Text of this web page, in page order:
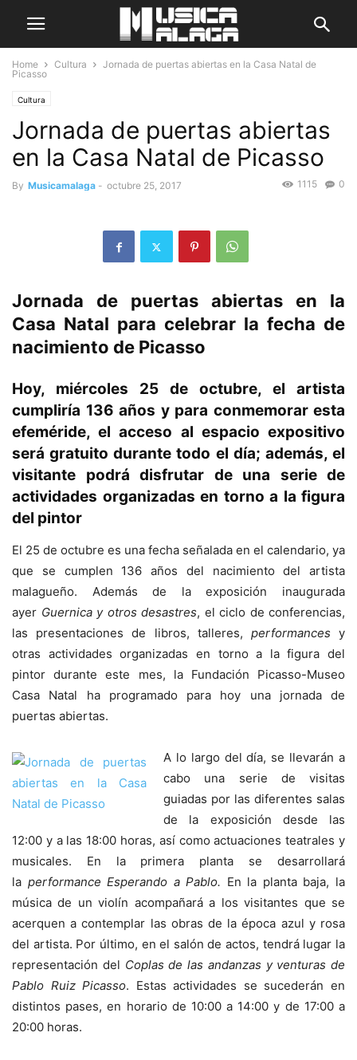
Home Cultura
Jornada de puertas abiertas en la Casa Natal de
Picasso
Cultura
Jornada de puertas abiertas
en la Casa Natal de Picasso
By Musicamalaga - octubre 25, 2017 0
1115
Jornada de puertas abiertas en la
Casa Natal para celebrar la fecha de
nacimiento de Picasso
Hoy, miércoles 25 de octubre, el artista
cumpliría 136 años y para conmemorar esta
efeméride, el acceso al espacio expositivo
será gratuito durante todo el día; además, el
visitante podrá disfrutar de una serie de
actividades organizadas en torno a la figura
del pintor
El 25 de octubre es una fecha señalada en el calendario, ya
que se cumplen 136 años del nacimiento del artista
malagueño. Además de la exposición inaugurada
ayer Guernica y otros desastres, el ciclo de conferencias,
las presentaciones de libros, talleres, performancesy
otras actividades organizadas en torno a la figura del
pintor durante este mes, la Fundación Picasso-Museo
Casa Natal ha programado para hoy una jornada de
puertas abiertas.
A lo largo del día, se llevarán a
cabo una serie de visitas
guiadas por las diferentes salas
de la exposición desde las
12:00 y a las 18:00 horas, así como actuaciones teatrales y
musicales. En la primera planta se desarrollará
la performance Esperando a Pablo. En la planta baja, la
música de un violín acompañará a los visitantes que se
acerquen a contemplar las obras de la época azul y rosa
del artista. Por último, en el salón de actos, tendrá lugar la
representación del Coplas de las andanzas y venturas de
Pablo Ruiz Picasso. Estas actividades se sucederán en
distintos pases, en horario de 10:00 a 14:00 y de 17:00 a
20:00 horas.